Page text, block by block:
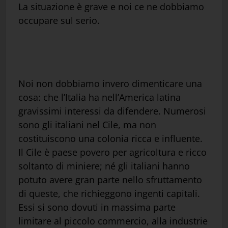
La situazione è grave e noi ce ne dobbiamo
occupare sul serio.
Noi non dobbiamo invero dimenticare una
cosa: che l’Italia ha nell’America latina
gravissimi interessi da difendere. Numerosi
sono gli italiani nel Cile, ma non
costituiscono una colonia ricca e influente.
Il Cile è paese povero per agricoltura e ricco
soltanto di miniere; né gli italiani hanno
potuto avere gran parte nello sfruttamento
di queste, che richieggono ingenti capitali.
Essi si sono dovuti in massima parte
limitare al piccolo commercio, alla industrie